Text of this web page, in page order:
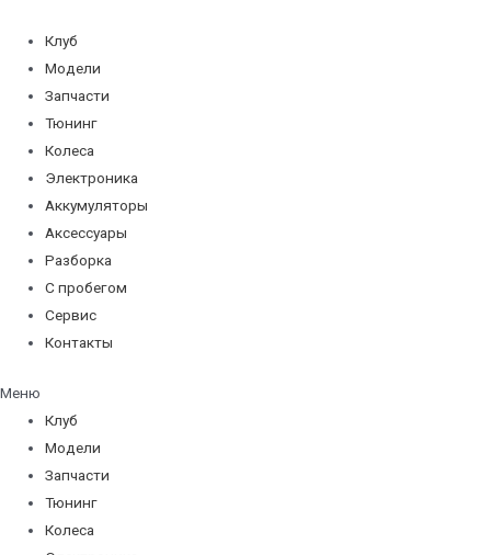
содержимому
Клуб
Модели
Запчасти
Тюнинг
Колеса
Электроника
Аккумуляторы
Аксессуары
Разборка
С пробегом
Сервис
Контакты
Меню
Клуб
Модели
Запчасти
Тюнинг
Колеса